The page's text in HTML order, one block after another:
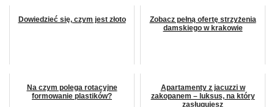
Dowiedzieć się, czym jest złoto
Zobacz pełną ofertę strzyżenia
damskiego w krakowie
Na czym polega rotacyjne
formowanie plastików?
Apartamenty z jacuzzi w
zakopanem – luksus, na który
zasługujesz